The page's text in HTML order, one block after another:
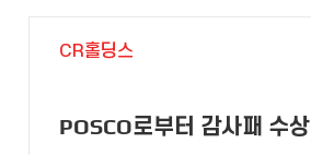
CR홀딩스
POSCO로부터 감사패 수상